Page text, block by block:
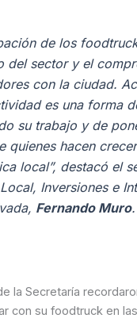
de los
del sector y el
con la ciudad.
es una forma
su trabajo y de
quienes hacen
local”, destacó el
Inversiones e
Fernando Muro.
la Secretaría
con su foodtruck en